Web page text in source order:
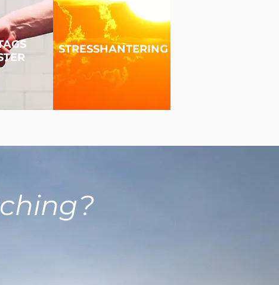
STRESSHANTERING